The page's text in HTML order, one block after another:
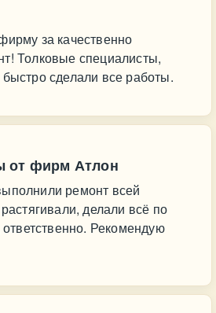
за качественно
Толковые специалисты,
сделали все работы.
от фирм Атлон
ремонт всей
делали всё по
Рекомендую